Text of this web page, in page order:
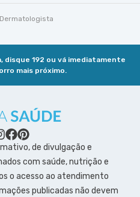
Dermatologista
disque 192 ou vá imediatamente
mais próximo.
de divulgação e
com saúde, nutrição e
o acesso ao atendimento
publicadas não devem